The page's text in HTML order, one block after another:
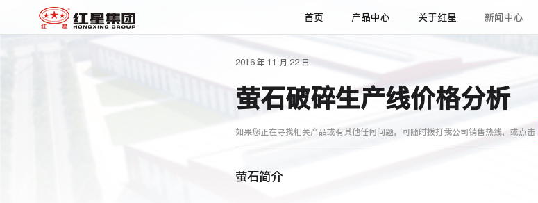
首页 产品中心 关于红星 新闻中心
2016 年 11 月 22 日
萤石破碎生产线价格分析
如果您正在寻找相关产品或有其他任何问题，可随时拨打我公司销售热线，或点击
萤石简介